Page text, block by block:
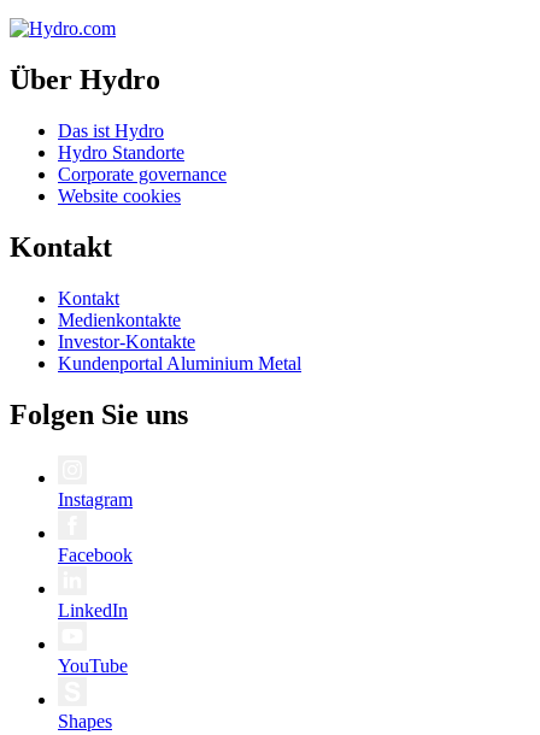
Über Hydro
Das ist Hydro
Hydro Standorte
Corporate governance
Website cookies
Kontakt
Kontakt
Medienkontakte
Investor-Kontakte
Kundenportal Aluminium Metal
Folgen Sie uns
Instagram
Facebook
LinkedIn
YouTube
Shapes